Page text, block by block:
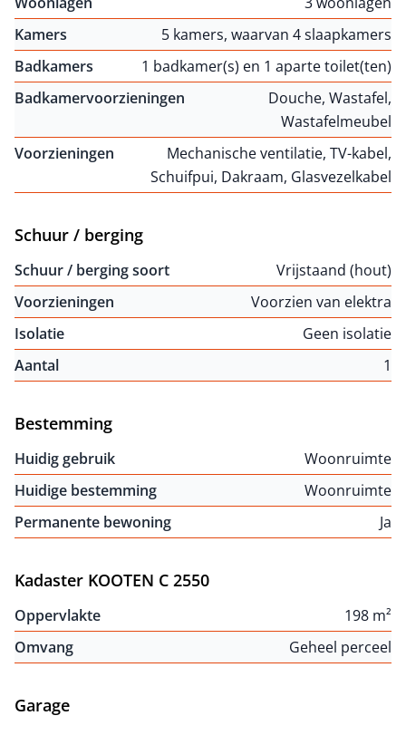
Kamers
5 kamers, waarvan 4 slaapkamers
Badkamers
1 badkamer(s) en 1 aparte toilet(ten)
Badkamervoorzieningen
Douche, Wastafel,
Wastafelmeubel
Voorzieningen
Mechanische ventilatie, TV-kabel,
Schuifpui, Dakraam, Glasvezelkabel
Schuur / berging
Schuur / berging soort
Vrijstaand (hout)
Voorzieningen
Voorzien van elektra
Isolatie
Geen isolatie
Aantal
1
Bestemming
Huidig gebruik
Woonruimte
Huidige bestemming
Woonruimte
Permanente bewoning
Ja
Kadaster KOOTEN C 2550
Oppervlakte
198 m²
Omvang
Geheel perceel
Garage